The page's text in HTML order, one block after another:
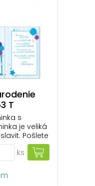
T
s
je veliká
Pošlete
a tatínkovi
Text
Vašeho
...
ks